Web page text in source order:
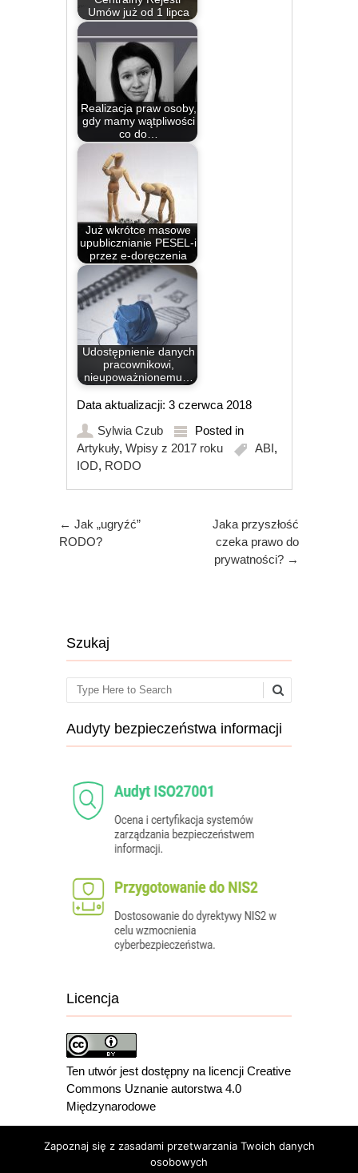
Umów już od 1 lipca
Realizacja praw osoby,
gdy mamy wątpliwości
co do…
Już wkrótce masowe
upublicznianie PESEL-i
przez e-doręczenia
Udostępnienie danych
pracownikowi,
nieupoważnionemu…
Data aktualizacji: 3 czerwca 2018
Sylwia Czub
Posted in
Artykuły,Wpisy z 2017 roku ABI,
IOD, RODO
Post navigation
← Jak „ugryźć”
RODO?
Jaka przyszłość
czeka prawo do
prywatności? →
Szukaj
Search
Audyty bezpieczeństwa informacji
Licencja
Ten utwór jest dostępny na licencji Creative
Commons Uznanie autorstwa 4.0
Międzynarodowe
Zapoznaj się z zasadami przetwarzania Twoich danych
osobowych